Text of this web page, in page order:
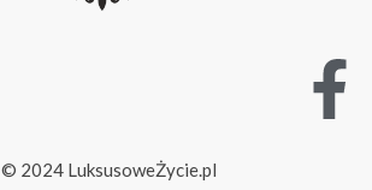
© 2024 LuksusoweŻycie.pl